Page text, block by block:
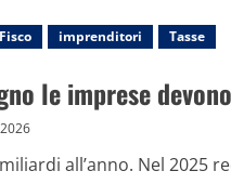
Fisco imprenditori Tasse
le imprese
all’anno. Nel 2025